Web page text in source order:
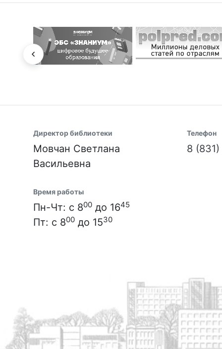
Директор библиотеки
Мовчан Светлана
Васильевна
Телефон
8
Время работы
Пн-Чт: с 800 до 1645
Пт: с 800 до 1530